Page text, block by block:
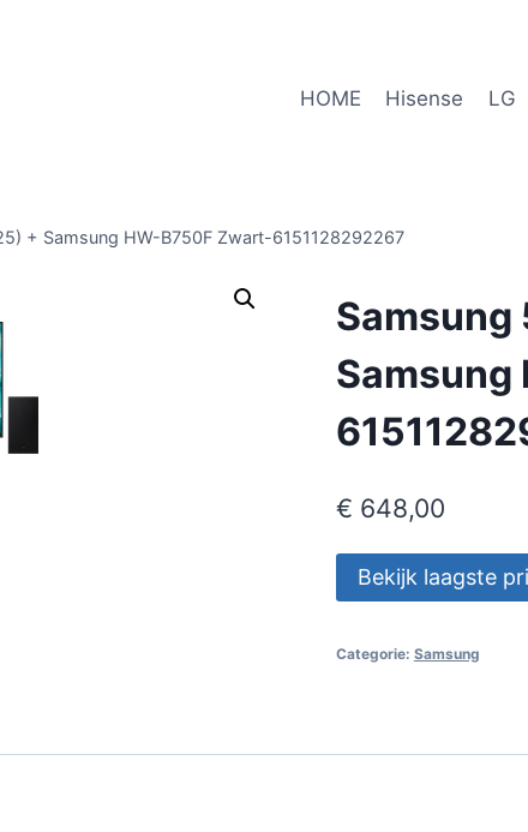
HOME Hisense LG
+ Samsung HW-B750F Zwart-6151128292267
Samsung
Samsung
€ 648,00
Bekijk laagste
Categorie: Samsung